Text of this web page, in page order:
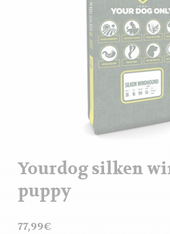
Yourdog silken
puppy
77,99€